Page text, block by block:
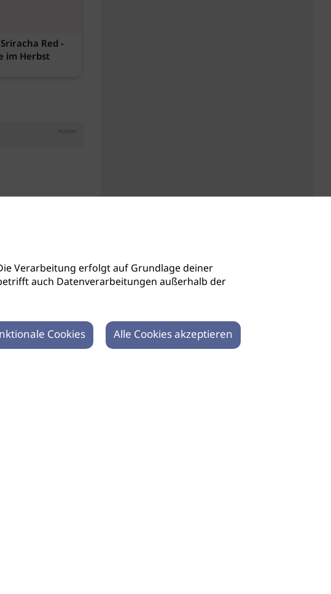
Red -
im Herbst
Anzeige
Verarbeitung erfolgt auf Grundlage deiner
betrifft auch Datenverarbeitungen außerhalb der
Cookies Alle Cookies akzeptieren